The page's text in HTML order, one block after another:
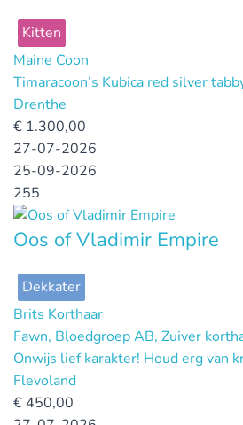
Kitten
Maine Coon
Timaracoon’s Kubica red silver
Drenthe
€ 1.300,00
27-07-2026
25-09-2026
255
Oos of Vladimir Empire
Dekkater
Brits Korthaar
Fawn, Bloedgroep AB, Zuiver
Onwijs lief karakter! Houd erg van
Flevoland
€ 450,00